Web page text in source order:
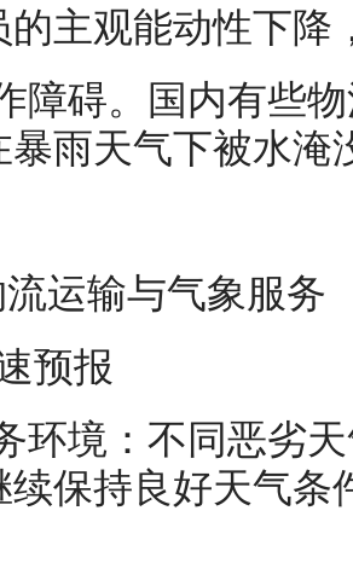
的主观能动性下降
障碍。国内有些
暴雨天气下被水淹
运输与气象服务
预报
环境：不同恶劣
续保持良好天气条